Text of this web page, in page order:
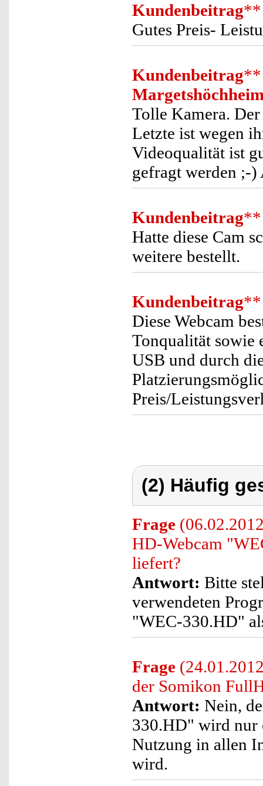
Kundenbeitrag**
Gutes Preis-
Kundenbeitrag**
Tolle Kamera.
Letzte ist wegen
Videoqualität ist
gefragt werden ;-
Kundenbeitrag**
Hatte diese Cam
weitere bestellt.
Kundenbeitrag**
Diese Webcam
Tonqualität sowie
USB und durch
Preis/
(2) Häufig
Frage
HD-Webcam
liefert?
Antwort: Bitte
verwendeten
"WEC-330.HD"
Frage
der Somikon
Antwort: Nein,
330.HD" wird nur
Nutzung in allen
wird.